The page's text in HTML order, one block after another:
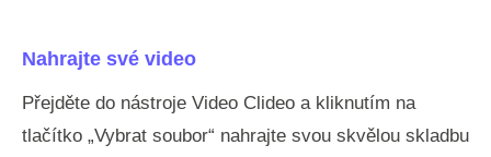
Nahrajte své video
Přejděte do nástroje Video Clideo a kliknutím na
tlačítko „Vybrat soubor“ nahrajte svou skvělou skladbu